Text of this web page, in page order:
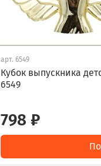
арт. 6549
Кубок выпускника
6549
798 ₽